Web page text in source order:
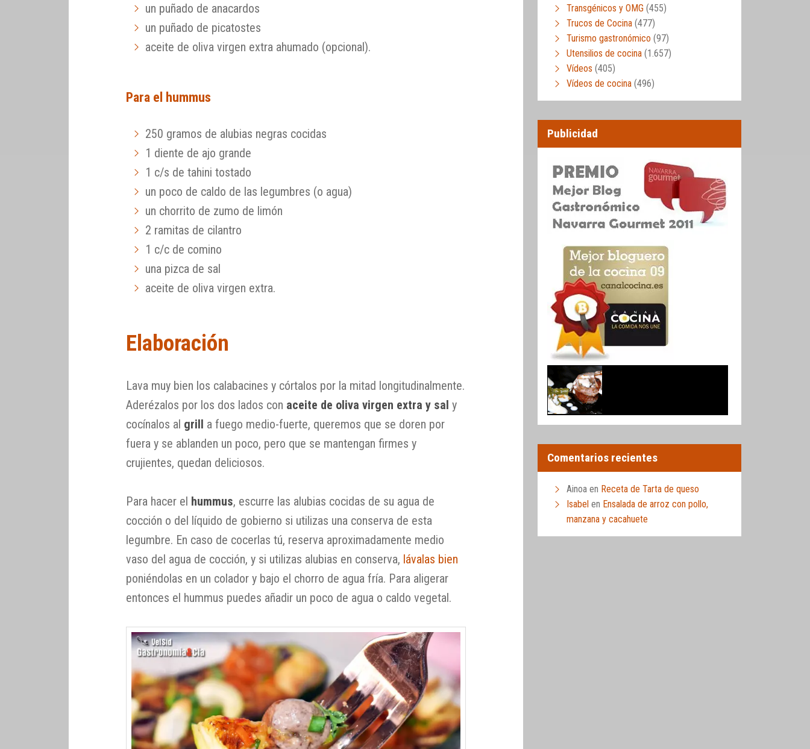
un puñado de anacardos
un puñado de picatostes
aceite de oliva virgen extra ahumado (opcional).
Para el hummus
250 gramos de alubias negras cocidas
1 diente de ajo grande
1 c/s de tahini tostado
un poco de caldo de las legumbres (o agua)
un chorrito de zumo de limón
2 ramitas de cilantro
1 c/c de comino
una pizca de sal
aceite de oliva virgen extra.
Elaboración
Lava muy bien los calabacines y córtalos por la mitad longitudinalmente.
Aderézalos por los dos lados con aceite de oliva virgen extra y sal y
cocínalos al grill a fuego medio-fuerte, queremos que se doren por
fuera y se ablanden un poco, pero que se mantengan firmes y
crujientes, quedan deliciosos.
Para hacer el hummus, escurre las alubias cocidas de su agua de
cocción o del líquido de gobierno si utilizas una conserva de esta
legumbre. En caso de cocerlas tú, reserva aproximadamente medio
vaso del agua de cocción, y si utilizas alubias en conserva, lávalas bien
poniéndolas en un colador y bajo el chorro de agua fría. Para aligerar
entonces el hummus puedes añadir un poco de agua o caldo vegetal.
Transgénicos y OMG (455)
Trucos de Cocina (477)
Turismo gastronómico (97)
Utensilios de cocina (1.657)
Vídeos (405)
Vídeos de cocina (496)
Publicidad
Comentarios recientes
Ainoa en Receta de Tarta de queso
Isabel en Ensalada de arroz con pollo,
manzana y cacahuete